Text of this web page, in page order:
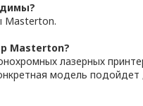
Masterton.
Masterton?
лазерных
модель